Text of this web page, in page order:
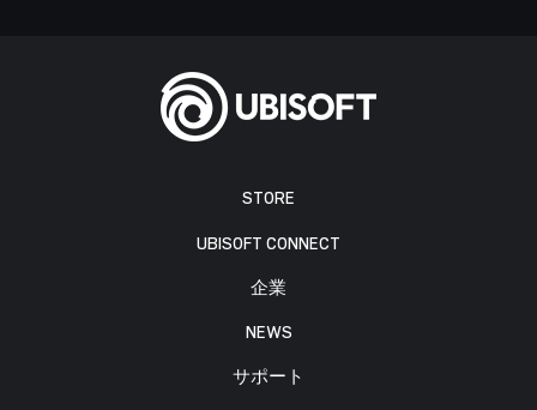
STORE
UBISOFT CONNECT
企業
NEWS
サポート